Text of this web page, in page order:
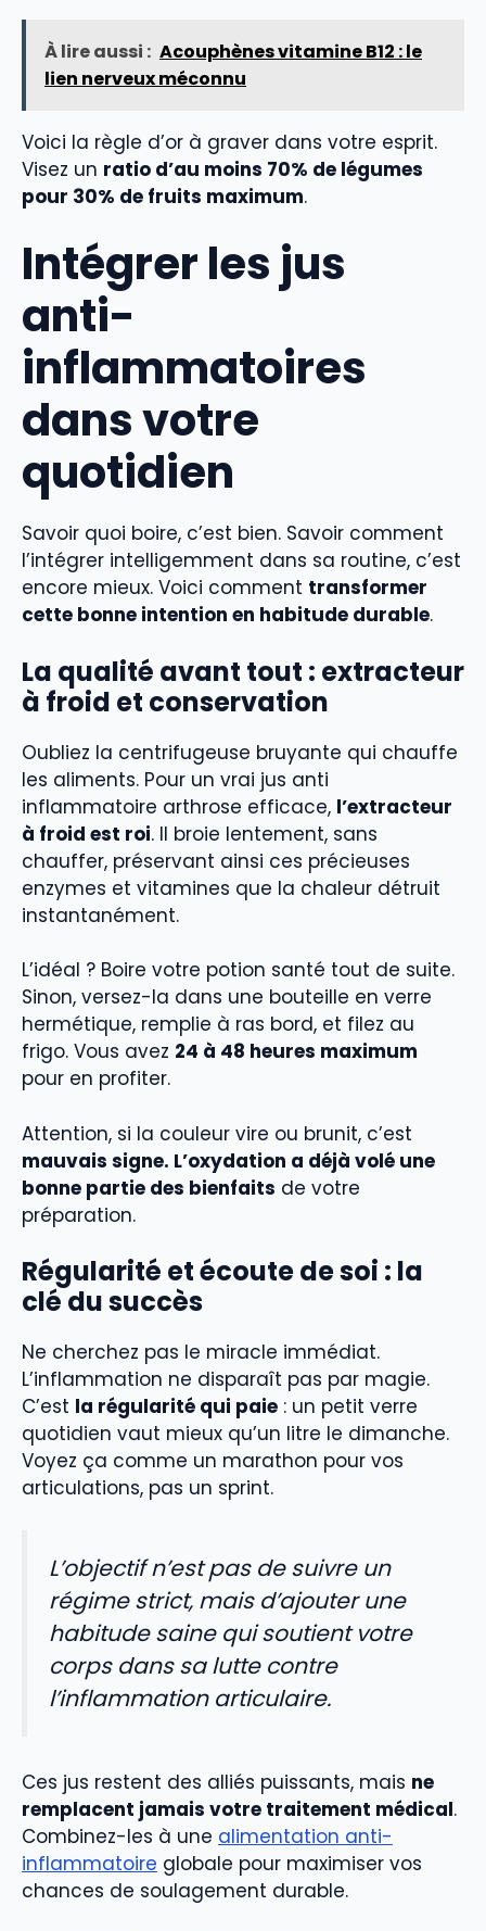
À lire aussi : Acouphènes vitamine B12 : le
lien nerveux méconnu
Voici la règle d’or à graver dans votre esprit.
Visez un ratio d’au moins 70% de légumes
pour 30% de fruits maximum.
Intégrer les jus
anti-
inflammatoires
dans votre
quotidien
Savoir quoi boire, c’est bien. Savoir comment
l’intégrer intelligemment dans sa routine, c’est
encore mieux. Voici comment transformer
cette bonne intention en habitude durable.
La qualité avant tout : extracteur
à froid et conservation
Oubliez la centrifugeuse bruyante qui chauffe
les aliments. Pour un vrai jus anti
inflammatoire arthrose efficace, l’extracteur
à froid est roi. Il broie lentement, sans
chauffer, préservant ainsi ces précieuses
enzymes et vitamines que la chaleur détruit
instantanément.
L’idéal ? Boire votre potion santé tout de suite.
Sinon, versez-la dans une bouteille en verre
hermétique, remplie à ras bord, et filez au
frigo. Vous avez 24 à 48 heures maximum
pour en profiter.
Attention, si la couleur vire ou brunit, c’est
mauvais signe. L’oxydation a déjà volé une
bonne partie des bienfaits de votre
préparation.
Régularité et écoute de soi : la
clé du succès
Ne cherchez pas le miracle immédiat.
L’inflammation ne disparaît pas par magie.
C’est la régularité qui paie : un petit verre
quotidien vaut mieux qu’un litre le dimanche.
Voyez ça comme un marathon pour vos
articulations, pas un sprint.
L’objectif n’est pas de suivre un
régime strict, mais d’ajouter une
habitude saine qui soutient votre
corps dans sa lutte contre
l’inflammation articulaire.
Ces jus restent des alliés puissants, mais ne
remplacent jamais votre traitement médical.
Combinez-les à une alimentation anti-
inflammatoire globale pour maximiser vos
chances de soulagement durable.